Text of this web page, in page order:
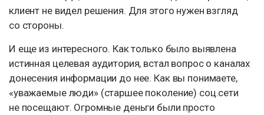
клиент не видел решения. Для этого нужен взгляд
со стороны.
И еще из интересного. Как только было выявлена
истинная целевая аудитория, встал вопрос о каналах
донесения информации до нее. Как вы понимаете,
«уважаемые люди» (старшее поколение) соц.сети
не посещают. Огромные деньги были просто